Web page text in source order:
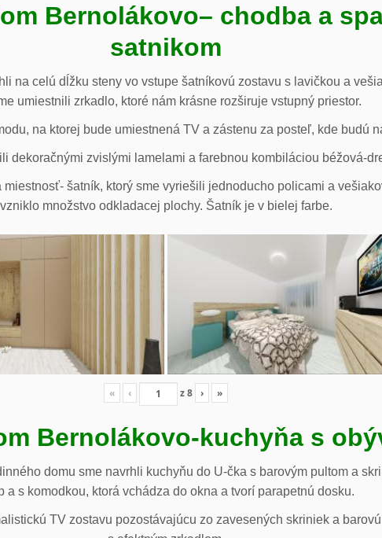
Bernolákovo– chodba a
satnikom
na celú dĺžku steny vo vstupe šatníkovú zostavu s lavičkou a
umiestnili zrkadlo, ktoré nám krásne rozširuje vstupný priestor.
na ktorej bude umiestnená TV a zástenu za posteľ, kde budú
dekoračnými zvislými lamelami a farebnou kombiláciou béžová-
šatník, ktorý sme vyriešili jednoducho policami a
vzniklo množstvo odkladacej plochy. Šatník je v bielej farbe.
« ‹ z8 › »
Bernolákovo-kuchyňa s
domu sme navrhli kuchyňu do U-čka s barovým pultom a
a s komodkou, ktorá vchádza do okna a tvorí parapetnú dosku.
TV zostavu pozostávajúcu zo zavesených skriniek a